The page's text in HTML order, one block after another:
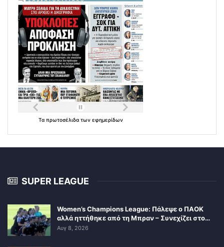
Τα πρωτοσέλιδα των εφημερίδων
SUPER LEAGUE
Women’s Champions League: Πάλεψε ο ΠΑΟΚ
αλλά ηττήθηκε από τη Μπραν – Συνεχίζει στο…
Αυγ 8, 2026